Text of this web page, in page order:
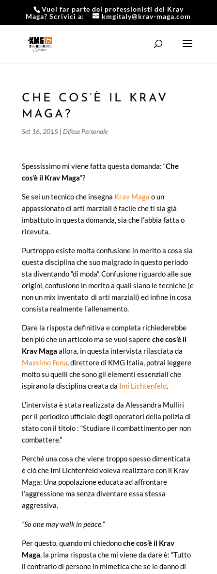
Vuoi far parte dei professionisti del Krav
Maga? Scrivici a:
kmgitaly@krav-maga.com
CHE COS’È IL KRAV
MAGA?
Set 16, 2015| Difesa Personale
Spessissimo mi viene fatta questa domanda: “Che
cos’è il Krav Maga“?
Se sei un tecnico che insegna Krav Maga o un
appassionato di arti marziali è facile che ti sia già
imbattuto in questa domanda, sia che l’abbia fatta o
ricevuta.
Purtroppo esiste molta confusione in merito a cosa sia
questa disciplina che suo malgrado in questo periodo
sta diventando “di moda”. Confusione riguardo alle sue
origini, confusione in merito a quali siano le tecniche (e
non un mix inventato di arti marziali) ed infine in cosa
consista realmente l’allenamento.
Dare la risposta definitiva e completa richiederebbe
ben più che un articolo ma se vuoi sapereche cos’è il
Krav Maga allora, in questa intervista rilasciata da
Massimo Fenu, direttore di KMG Italia, potrai leggere
molto su quelli che sono gli elementi essenziali che
ispirano la disciplina creata da Imi Lichtenfeld.
L’intervista è stata realizzata da Alessandra Mulliri
per il periodico ufficiale degli operatori della polizia di
stato con il titolo : “Studiare il combattimento per non
combattere.”
Perché una cosa che viene troppo spesso dimenticata
è ciò che Imi Lichtenfeld voleva realizzare con il Krav
Maga: Una popolazione educata ad affrontare
l’aggressione ma senza diventare essa stessa
aggressiva.
“So one may walk in peace.”
Per questo, quando mi chiedonochecos’è il Krav
Maga, la prima risposta che mi viene da dare è: “Tutto
il contrario di persone in mimetica che se le danno di